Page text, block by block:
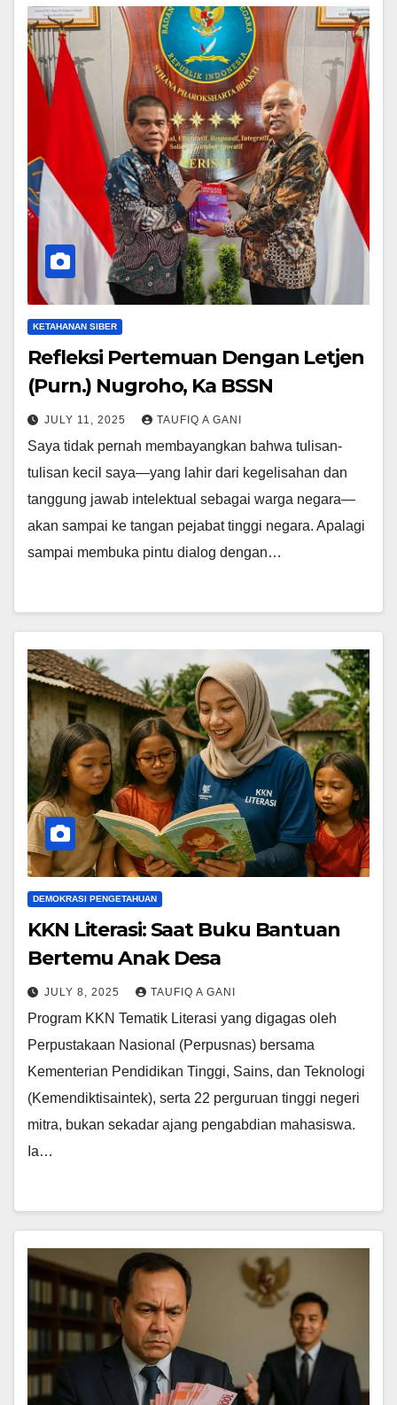
KETAHANAN SIBER
Refleksi Pertemuan Dengan Letjen
(Purn.) Nugroho, Ka BSSN
JULY 11, 2025 TAUFIQ A GANI
Saya tidak pernah membayangkan bahwa tulisan-
tulisan kecil saya—yang lahir dari kegelisahan dan
tanggung jawab intelektual sebagai warga negara—
akan sampai ke tangan pejabat tinggi negara. Apalagi
sampai membuka pintu dialog dengan…
DEMOKRASI PENGETAHUAN
KKN Literasi: Saat Buku Bantuan
Bertemu Anak Desa
JULY 8, 2025 TAUFIQ A GANI
Program KKN Tematik Literasi yang digagas oleh
Perpustakaan Nasional (Perpusnas) bersama
Kementerian Pendidikan Tinggi, Sains, dan Teknologi
(Kemendiktisaintek), serta 22 perguruan tinggi negeri
mitra, bukan sekadar ajang pengabdian mahasiswa.
Ia…